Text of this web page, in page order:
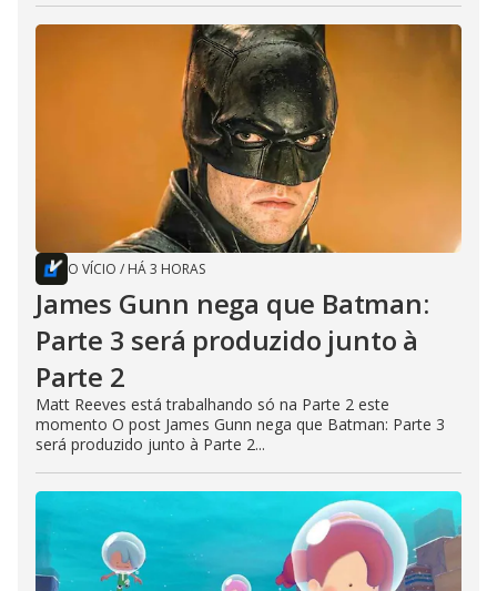
O VÍCIO / HÁ 3 HORAS
James Gunn nega que Batman:
Parte 3 será produzido junto à
Parte 2
Matt Reeves está trabalhando só na Parte 2 este
momento O post James Gunn nega que Batman: Parte 3
será produzido junto à Parte 2...